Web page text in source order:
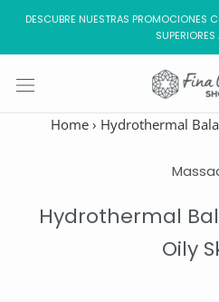
contenido
DESCUBRE NUESTRAS PROMOCIONES
Home › Hydrothermal
Hydrothermal
Oily